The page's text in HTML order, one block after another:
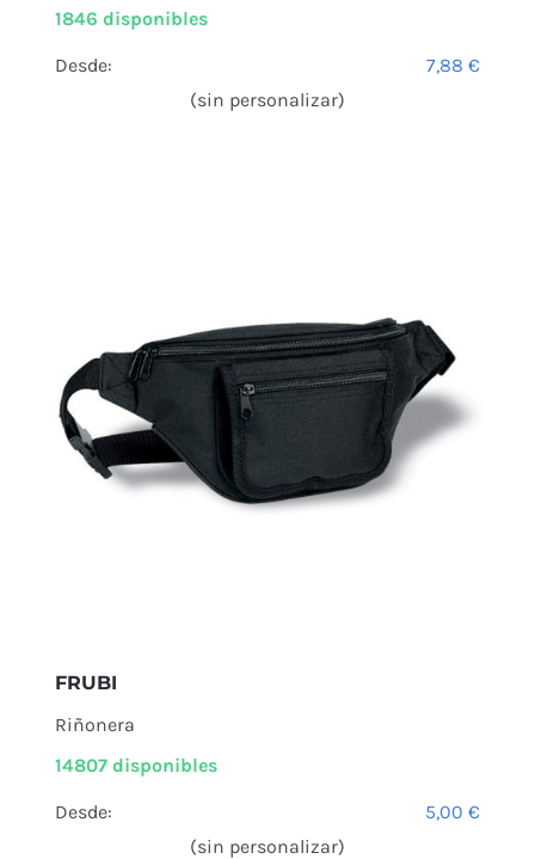
1846 disponibles
Desde: 7,88€
(sin personalizar)
FRUBI
Riñonera
14807 disponibles
Desde: 5,00€
(sin personalizar)